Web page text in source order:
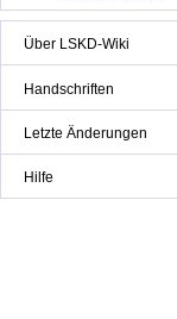
Über LSKD-Wiki
Handschriften
Letzte Änderungen
Hilfe